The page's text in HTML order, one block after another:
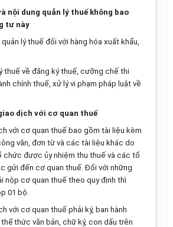
nội dung quản lý thuế không bao
tư này
quản lý thuế đối với hàng hóa xuất khẩu,
thuế về đăng ký thuế, cưỡng chế thi
chính thuế, xử lý vi phạm pháp luật về
dịch với cơ quan thuế
với cơ quan thuế bao gồm tài liệu kèm
văn, đơn từ và các tài liệu khác do
chức được ủy nhiệm thu thuế và các tổ
gửi đến cơ quan thuế. Đối với những
nộp cơ quan thuế theo quy định thì
01 bộ.
với cơ quan thuế phải ký, ban hành
thức văn bản, chữ ký, con dấu trên